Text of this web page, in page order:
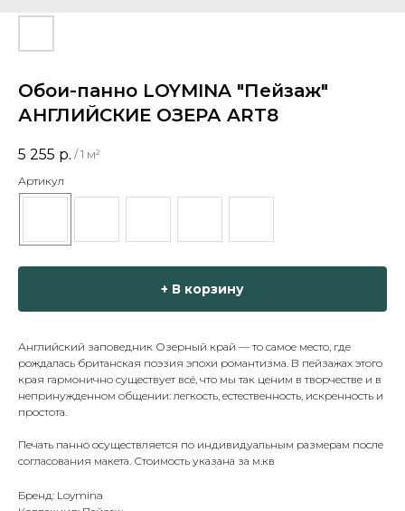
Обои-панно LOYMINA "Пейзаж"
АНГЛИЙСКИЕ ОЗЕРА ART8
5 255 р. / 1 м²
Артикул
+ В корзину
Английский заповедник Озерный край — то самое место, где
рождалась британская поэзия эпохи роман­тизма. В пейзажах этого
края гармонично существует всё, что мы так ценим в творчестве и в
непринужденном общении: легкость, естественность, искренность и
простота.
Печать панно осуществляется по индивидуальным размерам после
согласования макета. Стоимость указана за м.кв
Бренд: Loymina